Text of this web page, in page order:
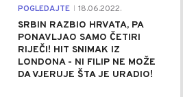
POGLEDAJTE 18.06.2022.
SRBIN RAZBIO HRVATA, PA
PONAVLJAO SAMO ČETIRI
RIJEČI! HIT SNIMAK IZ
LONDONA - NI FILIP NE MOŽE
DA VJERUJE ŠTA JE URADIO!